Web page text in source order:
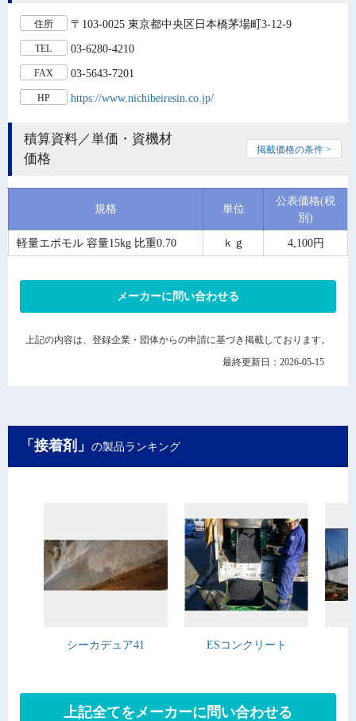
住所 〒103-0025 東京都中央区日本橋茅場町3-12-9
TEL 03-6280-4210
FAX 03-5643-7201
HP https://www.nichibeiresin.co.jp/
積算資料／単価・資機材
価格
掲載価格の条件 >
規格 単位
公表価格(税
別)
軽量エポモル 容量15kg 比重0.70
ｋｇ 4,100円
メーカーに問い合わせる
上記の内容は、登録企業・団体からの申請に基づき掲載しております。
最終更新日：2026-05-15
「接着剤」 の製品ランキング
シーカデュア41 ESコンクリート
上記全てをメーカーに問い合わせる